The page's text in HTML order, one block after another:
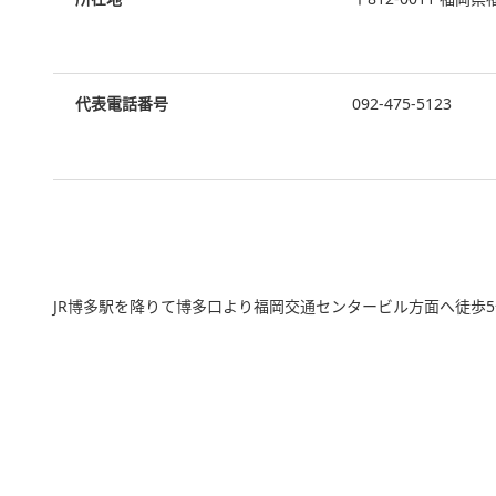
代表電話番号 092-475-5123
JR博多駅を降りて博多口より福岡交通センタービル方面へ徒歩